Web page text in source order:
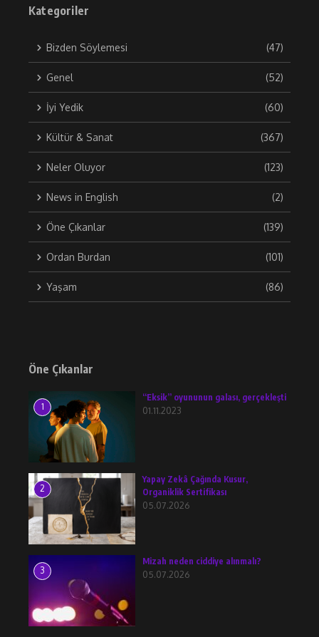
Kategoriler
Bizden Söylemesi (47)
Genel (52)
İyi Yedik (60)
Kültür & Sanat (367)
Neler Oluyor (123)
News in English (2)
Öne Çıkanlar (139)
Ordan Burdan (101)
Yaşam (86)
Öne Çıkanlar
1
“Eksik” oyununun galası, gerçekleşti
01.11.2023
2
Yapay Zekâ Çağında Kusur,
Organiklik Sertifikası
05.07.2026
3
Mizah neden ciddiye alınmalı?
05.07.2026